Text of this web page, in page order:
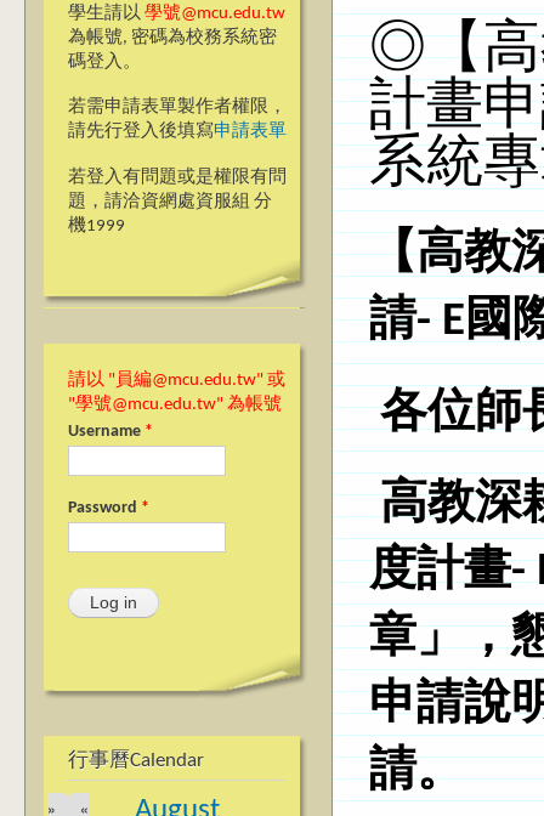
學生請以 學號@mcu.edu.tw
為帳號, 密碼為校務系統密
碼登入。
若需申請表單製作者權限，
請先行登入後填寫申請表單
若登入有問題或是權限有問
題，請洽資網處資服組 分
機1999
請以 "員編@mcu.edu.tw" 或
"學號@mcu.edu.tw" 為帳號
Username *
Password *
行事曆Calendar
«
»
◎【高
計畫
系統
【高教
請- E國
各位師
高教深
度計畫-
章」，
申請說
請。